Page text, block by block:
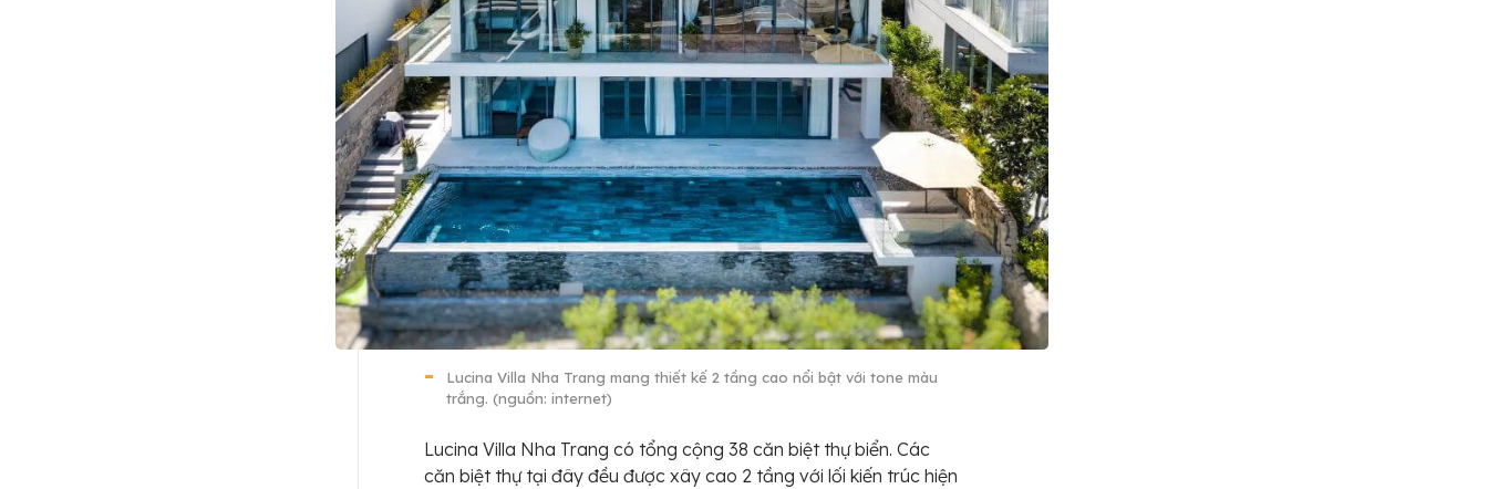
Lucina Villa Nha Trang mang thiết kế 2 tầng cao nổi bật với tone màu
trắng. (nguồn: internet)
Lucina Villa Nha Trang có tổng cộng 38 căn biệt thự biển. Các
căn biệt thự tại đây đều được xây cao 2 tầng với lối kiến trúc hiện